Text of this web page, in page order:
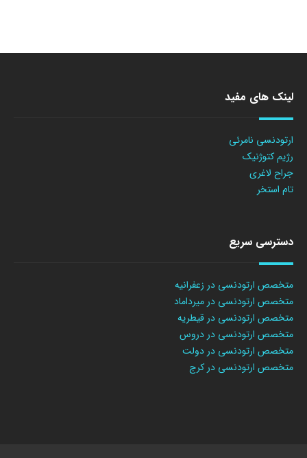
لینک های مفید
ارتودنسی نامرئی
رژیم کتوژنیک
جراح لاغری
تام استخر
دسترسی سریع
متخصص ارتودنسی در زعفرانیه
متخصص ارتودنسی در میرداماد
متخصص ارتودنسی در قیطریه
متخصص ارتودنسی در دروس
متخصص ارتودنسی در دولت
متخصص ارتودنسی در کرج